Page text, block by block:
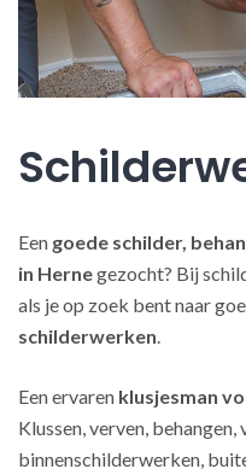
Een goede schilder,
in Hernegezocht? Bij
als je op zoek bent naar
schilderwerken.
Een ervaren klusjesman
Klussen, verven,
binnenschilderwerken,